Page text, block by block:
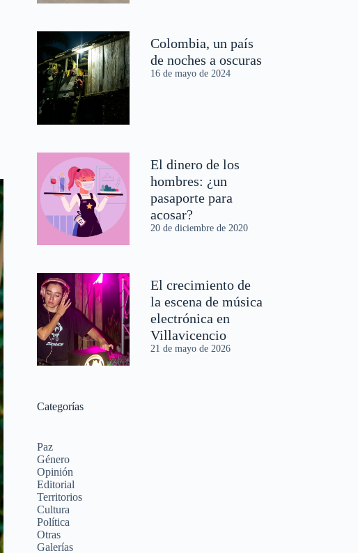
Colombia, un país
de noches a oscuras
16 de mayo de 2024
El dinero de los
hombres: ¿un
pasaporte para
acosar?
20 de diciembre de 2020
El crecimiento de
la escena de música
electrónica en
Villavicencio
21 de mayo de 2026
Categorías
Paz
Género
Opinión
Editorial
Territorios
Cultura
Política
Otras
Galerías